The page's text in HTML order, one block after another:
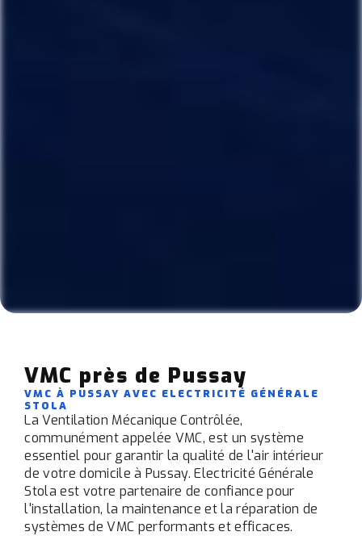
VMC près de Pussay
VMC À PUSSAY AVEC ELECTRICITÉ GÉNÉRALE
STOLA
La Ventilation Mécanique Contrôlée,
communément appelée VMC, est un système
essentiel pour garantir la qualité de l'air intérieur
de votre domicile à Pussay. Electricité Générale
Stola est votre partenaire de confiance pour
l'installation, la maintenance et la réparation de
systèmes de VMC performants et efficaces.